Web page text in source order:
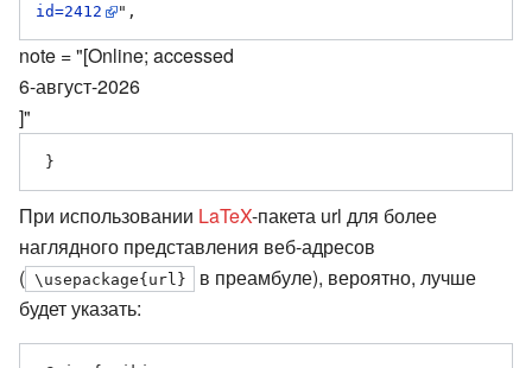
id=2412
note = "[Online; accessed
6-август-2026
]"
При использовании LaTeX-пакета url для более
наглядного представления веб-адресов
( \usepackage{url}
в преамбуле), вероятно, лучше
будет указать: